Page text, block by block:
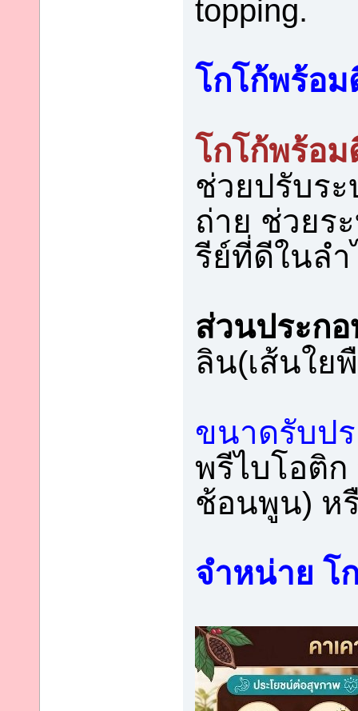
topping.
โกโก้พร้อ
โกโก้พร้อ
ช่วยปรับร
ถ่าย ช่วยร
รีย์ที่ดีในล
ส่วนประก
ลิน(เส้นใย
ขนาดรับป
พรีไบโอติ
ช้อนพูน) ห
จำหน่าย โ